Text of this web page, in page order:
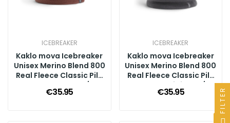
ICEBREAKER
Kaklo mova Icebreaker
Unisex Merino Blend 800
Real Fleece Classic Pile
Chute, Carob, O/S
€35.95
ICEBREAKER
Kaklo mova Icebreaker
Unisex Merino Blend 800
Real Fleece Classic Pile
Chute, Obsidian, O/S
€35.95 FILTER